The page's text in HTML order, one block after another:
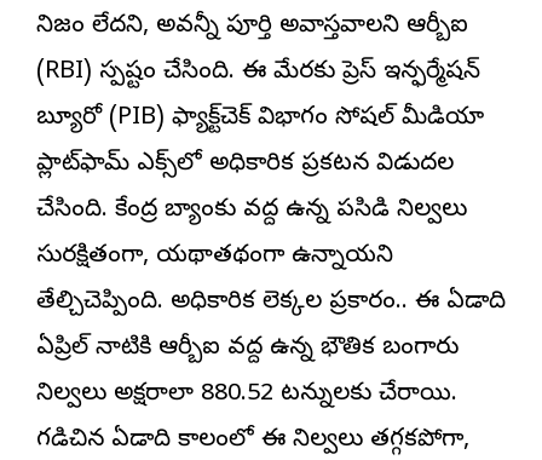
నిజం లేదని, అవన్నీ పూర్తి అవాస్తవాలని ఆర్బీఐ
(RBI) స్పష్టం చేసింది. ఈ మేరకు ప్రెస్ ఇన్ఫర్మేషన్
బ్యూరో (PIB) ఫ్యాక్ట్‌చెక్ విభాగం సోషల్ మీడియా
ప్లాట్‌ఫామ్ ఎక్స్‌లో అధికారిక ప్రకటన విడుదల
చేసింది. కేంద్ర బ్యాంకు వద్ద ఉన్న పసిడి నిల్వలు
సురక్షితంగా, యథాతథంగా ఉన్నాయని
తేల్చిచెప్పింది. అధికారిక లెక్కల ప్రకారం.. ఈ ఏడాది
ఏప్రిల్ నాటికి ఆర్బీఐ వద్ద ఉన్న భౌతిక బంగారు
నిల్వలు అక్షరాలా 880.52 టన్నులకు చేరాయి.
గడిచిన ఏడాది కాలంలో ఈ నిల్వలు తగ్గకపోగా,